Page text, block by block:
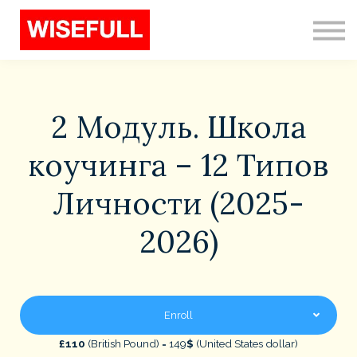
Programs (EN)
2 Модуль. Школа
коучинга – 12 Типов
Личности (2025-
2026)
Enroll
£110 (British Pound) = 149$ (United States dollar)